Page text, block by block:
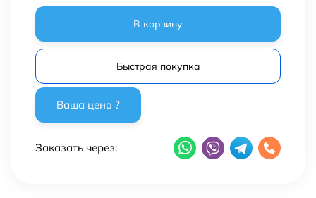
В корзину
Быстрая покупка
Заказать через: